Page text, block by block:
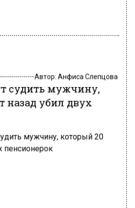
судить мужчину,
назад убил двух